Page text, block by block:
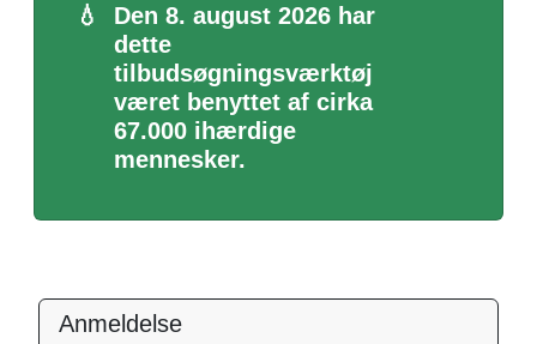
💧 Den 8. august 2026 har
dette
tilbudsøgningsværktøj
været benyttet af cirka
67.000 ihærdige
mennesker.
Anmeldelse